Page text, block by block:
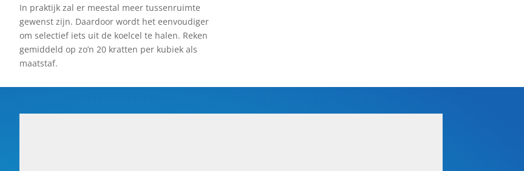
In praktijk zal er meestal meer tussenruimte
gewenst zijn. Daardoor wordt het eenvoudiger
om selectief iets uit de koelcel te halen. Reken
gemiddeld op zo’n 20 kratten per kubiek als
maatstaf.